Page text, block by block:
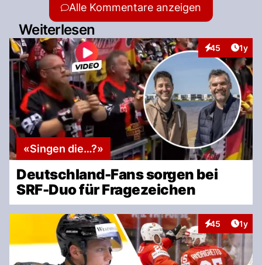
Alle Kommentare anzeigen
Weiterlesen
45
Interaktionen
1y
«Singen die…?»
Deutschland-Fans sorgen bei
SRF-Duo für Fragezeichen
45
Interaktionen
1y